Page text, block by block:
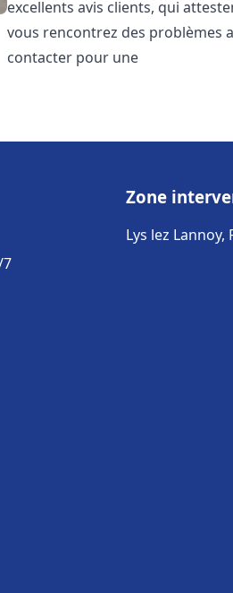
excellents avis clients, qui
vous rencontrez des problèmes
contacter pour une
Zone
Lys lez Lannoy,